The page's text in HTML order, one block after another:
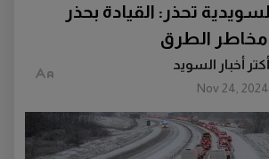
أخبار السويد
Nov 24,
تحذر: القيادة بحذر
الطرق